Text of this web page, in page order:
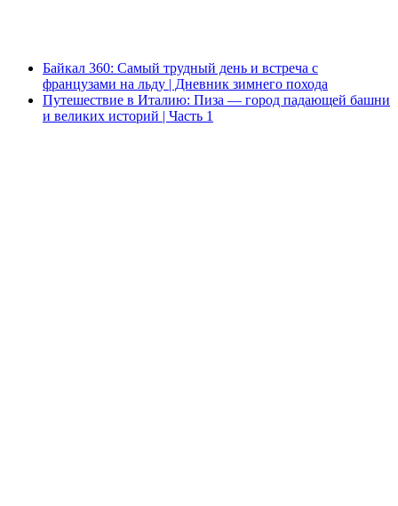
Байкал 360: Самый трудный день и встреча с
французами на льду | Дневник зимнего похода
Путешествие в Италию: Пиза — город падающей башни
и великих историй | Часть 1